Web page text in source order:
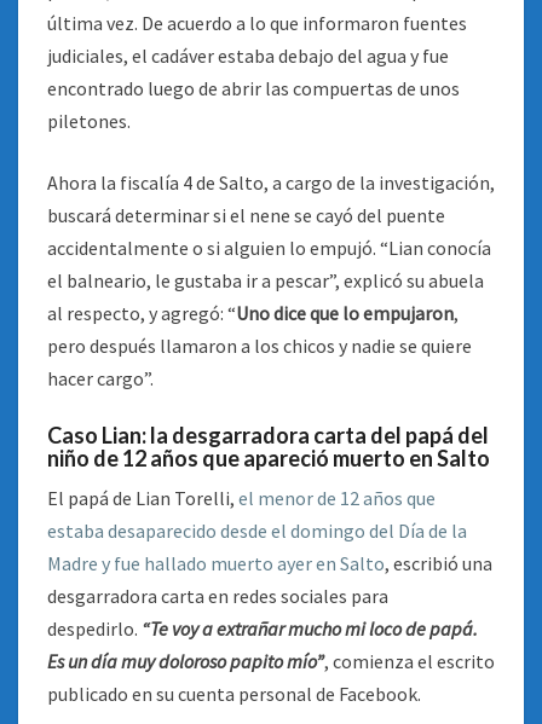
última vez. De acuerdo a lo que informaron fuentes
judiciales, el cadáver estaba debajo del agua y fue
encontrado luego de abrir las compuertas de unos
piletones.
Ahora la fiscalía 4 de Salto, a cargo de la investigación,
buscará determinar si el nene se cayó del puente
accidentalmente o si alguien lo empujó. “Lian conocía
el balneario, le gustaba ir a pescar”, explicó su abuela
al respecto, y agregó: “Uno dice que lo empujaron,
pero después llamaron a los chicos y nadie se quiere
hacer cargo”.
Caso Lian: la desgarradora carta del papá del
niño de 12 años que apareció muerto en Salto
El papá de Lian Torelli, el menor de 12 años que
estaba desaparecido desde el domingo del Día de la
Madre y fue hallado muerto ayer en Salto, escribió una
desgarradora carta en redes sociales para
despedirlo. “Te voy a extrañar mucho mi loco de papá.
Es un día muy doloroso papito mío”, comienza el escrito
publicado en su cuenta personal de Facebook.